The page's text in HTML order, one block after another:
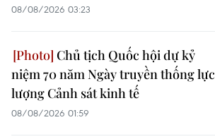
08/08/2026 03:23
Chủ tịch Quốc hội dự kỷ
niệm 70 năm Ngày truyền thống lực
lượng Cảnh sát kinh tế
08/08/2026 01:59